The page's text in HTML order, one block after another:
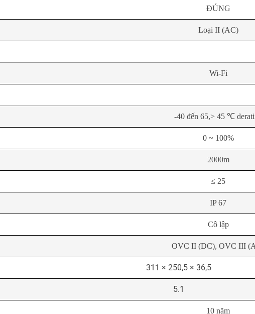
ĐÚNG
Loại II (AC)
Wi-Fi
-40 đến 65,> 45 ℃
0 ~ 100%
2000m
≤ 25
IP 67
Cô lập
OVC II (DC), OVC III
311 × 250,5 × 36,5
5.1
10 năm